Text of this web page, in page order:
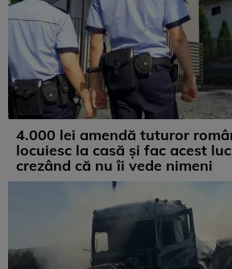
4.000 lei amendă tuturor
locuiesc la casă și fac acest
crezând că nu îi vede nimeni